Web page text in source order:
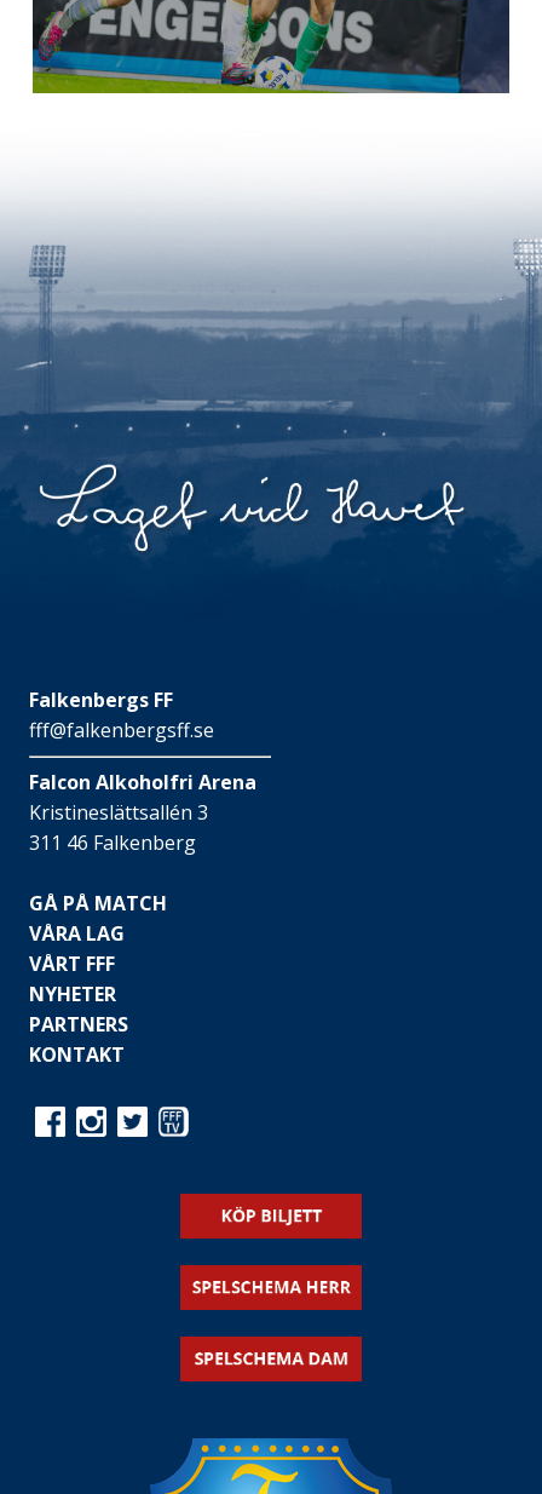
Falkenbergs FF
fff@falkenbergsff.se
Falcon Alkoholfri Arena
Kristineslättsallén 3
311 46 Falkenberg
GÅ PÅ MATCH
VÅRA LAG
VÅRT FFF
NYHETER
PARTNERS
KONTAKT